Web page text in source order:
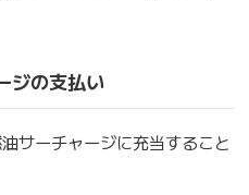
ジの支払い
サーチャージに充当すること